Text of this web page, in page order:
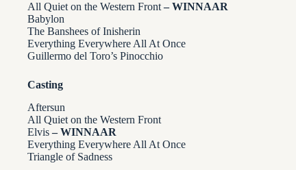
All Quiet on the Western Front– WINNAAR
Babylon
The Banshees of Inisherin
Everything Everywhere All At Once
Guillermo del Toro’s Pinocchio
Casting
Aftersun
All Quiet on the Western Front
Elvis– WINNAAR
Everything Everywhere All At Once
Triangle of Sadness